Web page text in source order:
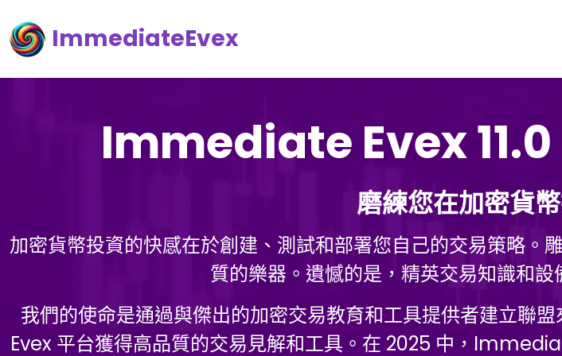
ImmediateEvex
Immediate Evex 11.0
磨練您在加密貨
加密貨幣投資的快感在於創建、測試和部署您自己的交易策略。
質的樂器。遺憾的是，精英交易知識和
我們的使命是通過與傑出的加密交易教育和工具提供者建立
Evex 平台獲得高品質的交易見解和工具。在 2025 中，